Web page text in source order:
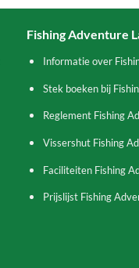
Fishing Adventure
Informatie over
Stek boeken bij
Reglement Fishing
Vissershut Fishing
Faciliteiten Fishing
Prijslijst Fishing